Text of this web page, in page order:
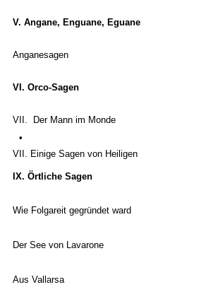
V. Angane, Enguane, Eguane
Anganesagen
VI. Orco-Sagen
VII. Der Mann im Monde
•
VII. Einige Sagen von Heiligen
IX. Örtliche Sagen
Wie Folgareit gegründet ward
Der See von Lavarone
Aus Vallarsa